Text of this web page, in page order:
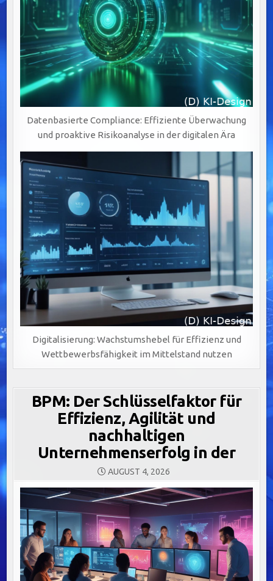
Datenbasierte Compliance: Effiziente Überwachung
und proaktive Risikoanalyse in der digitalen Ära
Digitalisierung: Wachstumshebel für Effizienz und
Wettbewerbsfähigkeit im Mittelstand nutzen
BPM: Der Schlüsselfaktor für
Effizienz, Agilität und
nachhaltigen
Unternehmenserfolg in der
AUGUST 4, 2026